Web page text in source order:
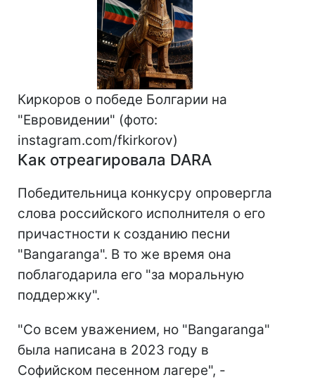
Киркоров о победе Болгарии на
"Евровидении" (фото:
instagram.com/fkirkorov)
Как отреагировала DARA
Победительница конкусру опровергла
слова российского исполнителя о его
причастности к созданию песни
"Bangaranga". В то же время она
поблагодарила его "за моральную
поддержку".
"Со всем уважением, но "Bangaranga"
была написана в 2023 году в
Софийском песенном лагере", -